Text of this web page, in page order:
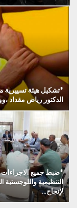
*تشكيل هيئة تسييرية
الدكتور رياض مقداد
*ضبط جميع الاجراءات
التنظيمية واللوجستية
لإنجاح…